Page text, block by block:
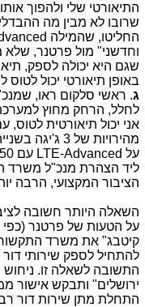
התיאורטי שלי ולהפוך
באופן תיאורטי יכול
ג. ראשי סלקום ראו,
לחלל, הרחק מחוץ
אני יכול תיאורטית לטוס,
מהירויות של
ליד הצהרת מנכ"ל משרד
הציבור המקצועי, הרבה
השאלה היותר חשובה
על הטעות של פרטנר (כפי
קיטבג" את משרד
להתחיל לספק שירותי
התשובה לשאלה זו. ניחוש
ירושלים" ותבקש אישור
התחלת מתן שירות דור